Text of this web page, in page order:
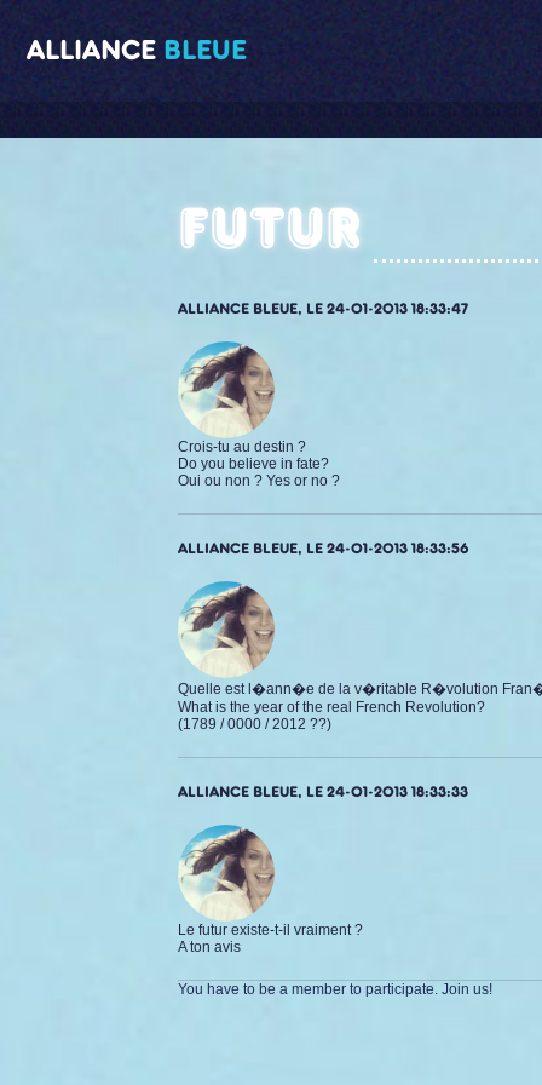
ALLIANCE BLEUE
Futur
ALLIANCE BLEUE, LE 24-01-2013 18:33:47
Crois-tu au destin ?
Do you believe in fate?
Oui ou non ? Yes or no ?
ALLIANCE BLEUE, LE 24-01-2013 18:33:56
Quelle est l�ann�e de la v�ritable R�volution
What is the year of the real French Revolution?
(1789 / 0000 / 2012 ??)
ALLIANCE BLEUE, LE 24-01-2013 18:33:33
Le futur existe-t-il vraiment ?
A ton avis
You have to be a member to participate. Join us!